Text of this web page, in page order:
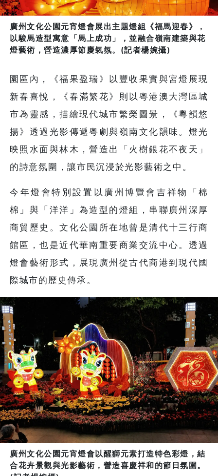
廣州文化公園元宵燈會展出主題燈組《福馬迎春》，
以駿馬造型寓意「馬上成功」，並融合嶺南建築與花
燈藝術，營造濃厚節慶氣氛。(記者楊婉攝)
園區內，《福果盈瑞》以豐收果實與宮燈展現
新春喜悅，《春滿繁花》則以粵港澳大灣區城
市為靈感，描繪現代城市繁榮圖景，《粵韻悠
揚》透過光影傳遞粵劇與嶺南文化韻味。燈光
映照水面與林木，營造出「火樹銀花不夜天」
的詩意氛圍，讓市民沉浸於光影藝術之中。
今年燈會特別設置以廣州博覽會吉祥物「棉
棉」與「洋洋」為造型的燈組，串聯廣州深厚
商貿歷史。文化公園所在地曾是清代十三行商
館區，也是近代華南重要商業交流中心。透過
燈會藝術形式，展現廣州從古代商港到現代國
際城市的歷史傳承。
廣州文化公園元宵燈會以醒獅元素打造特色彩燈，結
合花卉景觀與光影藝術，營造喜慶祥和的節日氛圍。